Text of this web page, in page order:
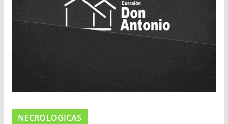
NECROLOGICAS